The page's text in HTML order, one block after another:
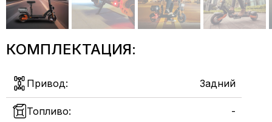
КОМПЛЕКТАЦИЯ:
Привод: Задний
Топливо: -